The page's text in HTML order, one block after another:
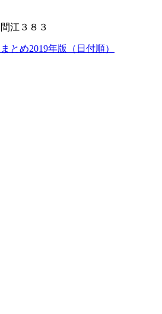
江３８３
とめ2019年版（日付順）